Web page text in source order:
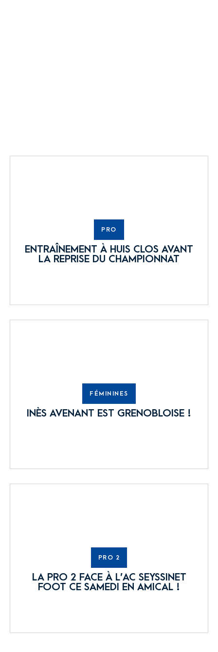
PRO
ENTRAÎNEMENT À HUIS CLOS AVANT
LA REPRISE DU CHAMPIONNAT
FÉMININES
INÈS AVENANT EST GRENOBLOISE !
PRO 2
LA PRO 2 FACE À L’AC SEYSSINET
FOOT CE SAMEDI EN AMICAL !